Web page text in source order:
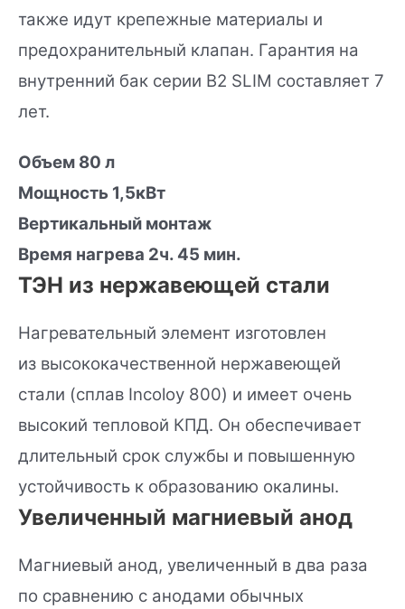
также идут крепежные материалы и
предохранительный клапан. Гарантия на
внутренний бак серии B2 SLIM составляет 7
лет.
Объем 80 л
Мощность 1,5кВт
Вертикальный монтаж
Время нагрева 2ч. 45 мин.
ТЭН из нержавеющей стали
Нагревательный элемент изготовлен
из высококачественной нержавеющей
стали (сплав Incoloy 800) и имеет очень
высокий тепловой КПД. Он обеспечивает
длительный срок службы и повышенную
устойчивость к образованию окалины.
Увеличенный магниевый анод
Магниевый анод, увеличенный в два раза
по сравнению с анодами обычных